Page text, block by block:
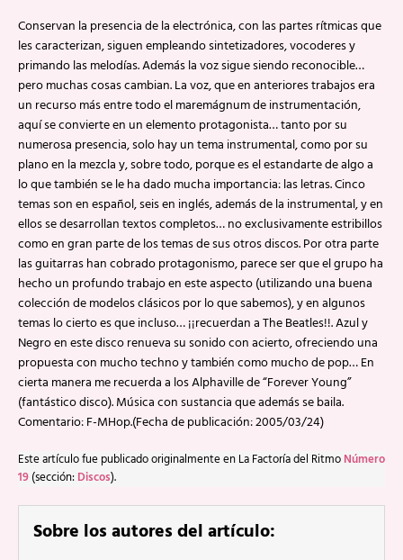
Conservan la presencia de la electrónica, con las partes rítmicas que
les caracterizan, siguen empleando sintetizadores, vocoderes y
primando las melodías. Además la voz sigue siendo reconocible…
pero muchas cosas cambian. La voz, que en anteriores trabajos era
un recurso más entre todo el maremágnum de instrumentación,
aquí se convierte en un elemento protagonista… tanto por su
numerosa presencia, solo hay un tema instrumental, como por su
plano en la mezcla y, sobre todo, porque es el estandarte de algo a
lo que también se le ha dado mucha importancia: las letras. Cinco
temas son en español, seis en inglés, además de la instrumental, y en
ellos se desarrollan textos completos… no exclusivamente estribillos
como en gran parte de los temas de sus otros discos. Por otra parte
las guitarras han cobrado protagonismo, parece ser que el grupo ha
hecho un profundo trabajo en este aspecto (utilizando una buena
colección de modelos clásicos por lo que sabemos), y en algunos
temas lo cierto es que incluso… ¡¡recuerdan a The Beatles!!. Azul y
Negro en este disco renueva su sonido con acierto, ofreciendo una
propuesta con mucho techno y también como mucho de pop… En
cierta manera me recuerda a los Alphaville de “Forever Young”
(fantástico disco). Música con sustancia que además se baila.
Comentario: F-MHop.(Fecha de publicación: 2005/03/24)
Este artículo fue publicado originalmente en La Factoría del Ritmo Número
19 (sección: Discos).
Sobre los autores del artículo: